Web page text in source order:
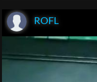
ROFL